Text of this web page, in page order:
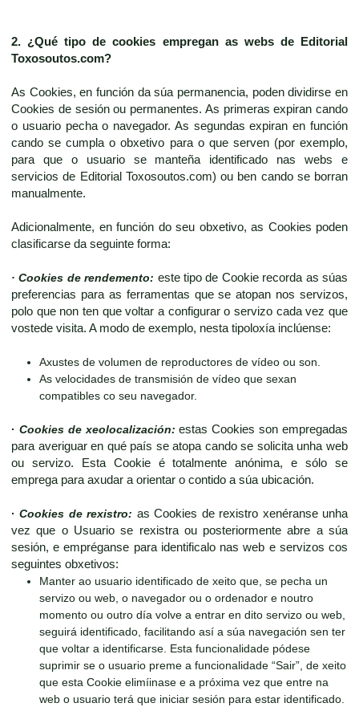
2. ¿Qué tipo de cookies empregan as webs de
Editorial
Toxosoutos.com?
As Cookies, en función da súa permanencia, poden dividirse en
Cookies de sesión ou permanentes. As primeras expiran cando
o usuario pecha o navegador. As segundas expiran en función
cando se cumpla o obxetivo para o que serven (por exemplo,
para que o usuario se manteña identificado nas webs e
servicios de Editorial Toxosoutos.com) ou ben cando se borran
manualmente.
Adicionalmente, en función do seu obxetivo, as Cookies poden
clasificarse da seguinte forma:
· Cookies de rendemento: este tipo de Cookie recorda as súas
preferencias para as ferramentas que se atopan nos servizos,
polo que non ten que voltar a configurar o servizo cada vez que
vostede visita. A modo de exemplo, nesta tipoloxía inclúense:
Axustes de volumen de reproductores de vídeo ou son.
As velocidades de transmisión de vídeo que sexan
compatibles co seu navegador.
· Cookies de xeolocalización: estas Cookies son empregadas
para averiguar en qué país se atopa cando se solicita unha web
ou servizo. Esta Cookie é totalmente anónima, e sólo se
emprega para axudar a orientar o contido a súa ubicación.
·Cookies de rexistro: as Cookies de rexistro xenéranse unha
vez que o Usuario se rexistra ou posteriormente abre a súa
sesión, e empréganse para identificalo nas web e servizos cos
seguintes obxetivos:
Manter ao usuario identificado de xeito que, se pecha un
servizo ou web, o navegador ou o ordenador e noutro
momento ou outro día volve a entrar en dito servizo ou web,
seguirá identificado, facilitando así a súa navegación sen ter
que voltar a identificarse. Esta funcionalidade pódese
suprimir se o usuario preme a funcionalidade “Sair”, de xeito
que esta Cookie elimíinase e a próxima vez que entre na
web o usuario terá que iniciar sesión para estar identificado.